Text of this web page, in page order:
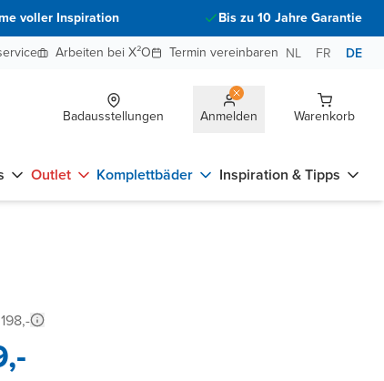
voller Inspiration
Bis zu 10 Jahre Garantie
Arbeiten bei X²O Termin vereinbaren NL FR DE
Badausstellungen Anmelden Warenkorb
Outlet Komplettbäder Inspiration & Tipps